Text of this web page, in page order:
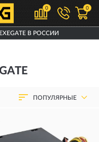
0 0
В РОССИИ
ПОПУЛЯРНЫЕ